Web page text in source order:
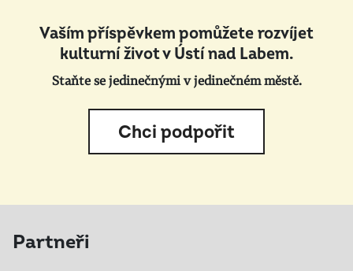
Vaším příspěvkem pomůžete rozvíjet
kulturní život v Ústí nad Labem.
Staňte se jedinečnými v jedinečném městě.
Chci podpořit
Partneři